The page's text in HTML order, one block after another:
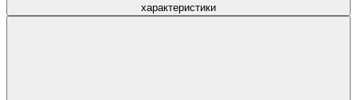
характеристики